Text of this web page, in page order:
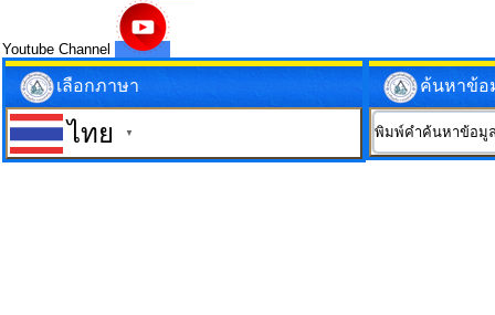
Youtube Channel
เลือกภาษา
ไทย ▼
ค้นหาข้อ